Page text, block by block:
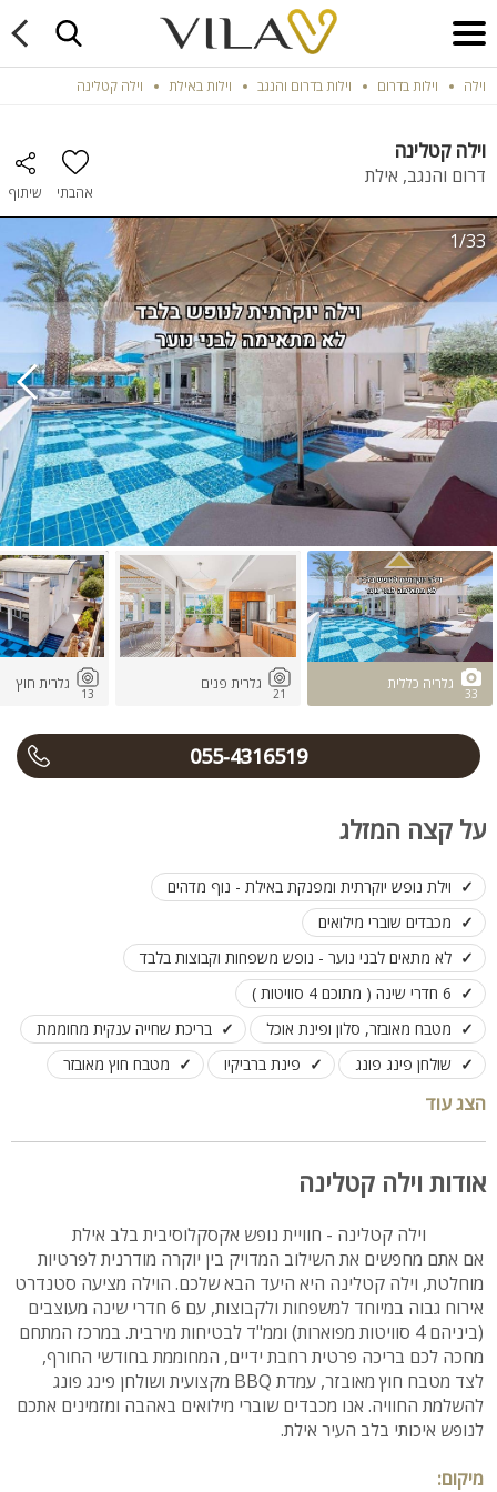
וילה וילות בדרום וילות בדרום והנגב וילות באילת וילה קטלינה
וילה קטלינה
דרום והנגב, אילת
אהבתי שיתוף
1/33
33
גלריה כללית
21
גלרית פנים
13
גלרית חוץ
055-4316519
על קצה המזלג
וילת נופש יוקרתית ומפנקת באילת - נוף מדהים
מכבדים שוברי מילואים
לא מתאים לבני נוער - נופש משפחות וקבוצות בלבד
6 חדרי שינה ( מתוכם 4 סוויטות )
מטבח מאובזר, סלון ופינת אוכל
בריכת שחייה ענקית מחוממת
שולחן פינג פונג
פינת ברביקיו
מטבח חוץ מאובזר
לנופש בלבד, לינה מותאמת עד 21 אורחיםהצג עוד
אודות וילה קטלינה
וילה קטלינה - חוויית נופש אקסקלוסיבית בלב אילת
אם אתם מחפשים את השילוב המדויק בין יוקרה מודרנית לפרטיות
מוחלטת, וילה קטלינה היא היעד הבא שלכם. הוילה מציעה סטנדרט
אירוח גבוה במיוחד למשפחות ולקבוצות, עם 6 חדרי שינה מעוצבים
(ביניהם 4 סוויטות מפוארות) וממ"ד לבטיחות מירבית. במרכז המתחם
מחכה לכם בריכה פרטית רחבת ידיים, המחוממת בחודשי החורף,
לצד מטבח חוץ מאובזר, עמדת BBQ מקצועית ושולחן פינג פונג
להשלמת החוויה. אנו מכבדים שוברי מילואים באהבה ומזמינים אתכם
לנופש איכותי בלב העיר אילת.
מיקום: